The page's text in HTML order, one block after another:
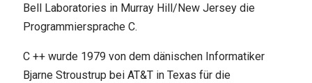
Bell Laboratories in Murray Hill/New Jersey die
Programmiersprache C.
C ++ wurde 1979 von dem dänischen Informatiker
Bjarne Stroustrup bei AT&T in Texas für die